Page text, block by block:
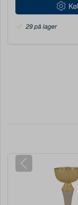
29 på lager